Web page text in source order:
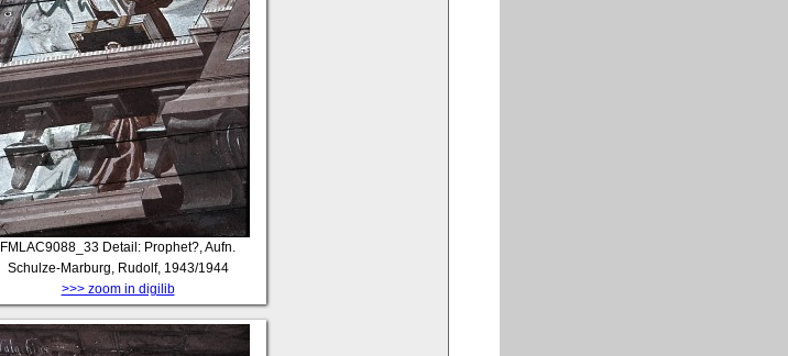
FMLAC9088_33 Detail: Prophet?, Aufn.
Schulze-Marburg, Rudolf, 1943/1944
>>> zoom in digilib